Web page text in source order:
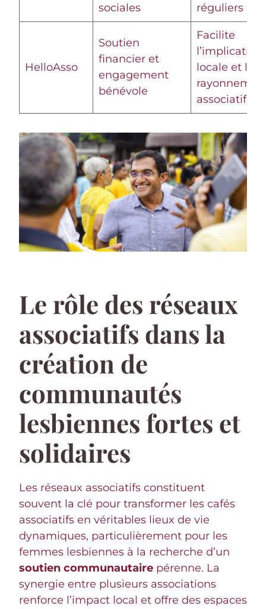
sociales
réguliers
HelloAsso
Soutien
financier et
engagement
bénévole
Facilite
l’implication
locale et le
associatif
Le rôle des réseaux
associatifs dans la
création de
communautés
lesbiennes fortes et
solidaires
Les réseaux associatifs constituent
souvent la clé pour transformer les cafés
associatifs en véritables lieux de vie
dynamiques, particulièrement pour les
femmes lesbiennes à la recherche d’un
soutien communautaire pérenne. La
synergie entre plusieurs associations
renforce l’impact local et offre des espaces